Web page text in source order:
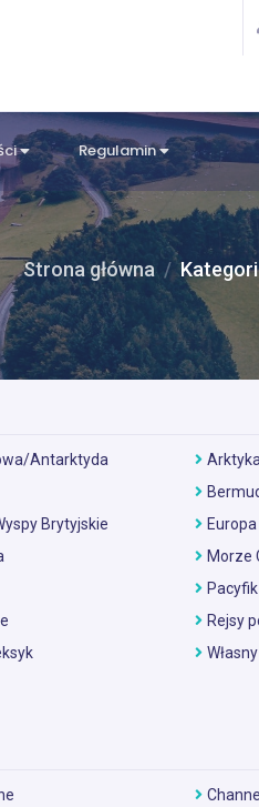
Regulamin
Strona główna
Antarktyda
Brytyjskie
Europa
Morze
Pacyfik
Rejsy